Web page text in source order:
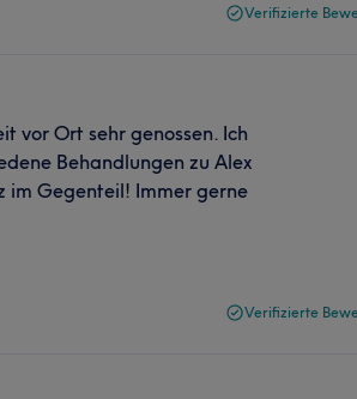
Verifizierte
vor Ort sehr genossen. Ich
Behandlungen zu Alex
im Gegenteil! Immer gerne
Verifizierte